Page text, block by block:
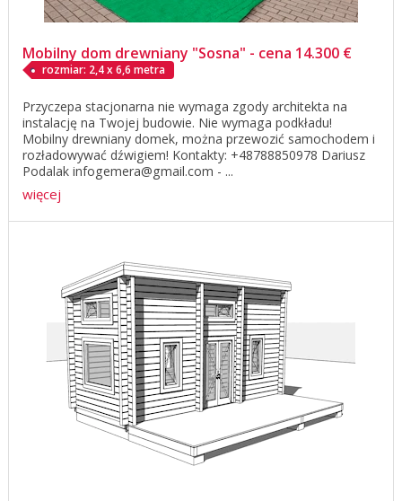
Mobilny dom drewniany "Sosna" - cena 14.300 €
rozmiar: 2,4 x 6,6 metra
Przyczepa stacjonarna nie wymaga zgody architekta na
instalację na Twojej budowie. Nie wymaga podkładu!
Mobilny drewniany domek, można przewozić samochodem i
rozładowywać dźwigiem! Kontakty: +48788850978 Dariusz
Podalak infogemera@gmail.com - ...
więcej